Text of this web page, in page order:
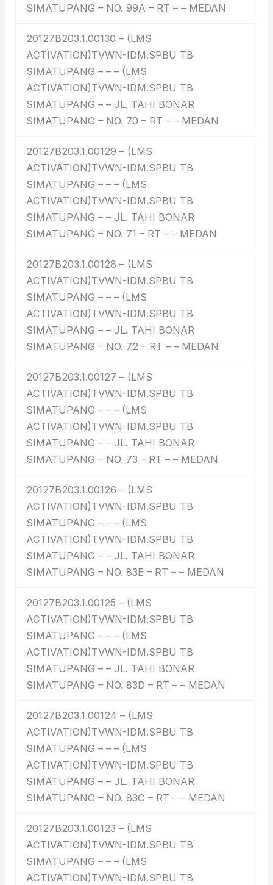
SIMATUPANG – NO. 99A – RT – – MEDAN
20127B203.1.00130 – (LMS
ACTIVATION)TVWN-IDM.SPBU TB
SIMATUPANG – – – (LMS
ACTIVATION)TVWN-IDM.SPBU TB
SIMATUPANG – – JL. TAHI BONAR
SIMATUPANG – NO. 70 – RT – – MEDAN
20127B203.1.00129 – (LMS
ACTIVATION)TVWN-IDM.SPBU TB
SIMATUPANG – – – (LMS
ACTIVATION)TVWN-IDM.SPBU TB
SIMATUPANG – – JL. TAHI BONAR
SIMATUPANG – NO. 71 – RT – – MEDAN
20127B203.1.00128 – (LMS
ACTIVATION)TVWN-IDM.SPBU TB
SIMATUPANG – – – (LMS
ACTIVATION)TVWN-IDM.SPBU TB
SIMATUPANG – – JL. TAHI BONAR
SIMATUPANG – NO. 72 – RT – – MEDAN
20127B203.1.00127 – (LMS
ACTIVATION)TVWN-IDM.SPBU TB
SIMATUPANG – – – (LMS
ACTIVATION)TVWN-IDM.SPBU TB
SIMATUPANG – – JL. TAHI BONAR
SIMATUPANG – NO. 73 – RT – – MEDAN
20127B203.1.00126 – (LMS
ACTIVATION)TVWN-IDM.SPBU TB
SIMATUPANG – – – (LMS
ACTIVATION)TVWN-IDM.SPBU TB
SIMATUPANG – – JL. TAHI BONAR
SIMATUPANG – NO. 83E – RT – – MEDAN
20127B203.1.00125 – (LMS
ACTIVATION)TVWN-IDM.SPBU TB
SIMATUPANG – – – (LMS
ACTIVATION)TVWN-IDM.SPBU TB
SIMATUPANG – – JL. TAHI BONAR
SIMATUPANG – NO. 83D – RT – – MEDAN
20127B203.1.00124 – (LMS
ACTIVATION)TVWN-IDM.SPBU TB
SIMATUPANG – – – (LMS
ACTIVATION)TVWN-IDM.SPBU TB
SIMATUPANG – – JL. TAHI BONAR
SIMATUPANG – NO. 83C – RT – – MEDAN
20127B203.1.00123 – (LMS
ACTIVATION)TVWN-IDM.SPBU TB
SIMATUPANG – – – (LMS
ACTIVATION)TVWN-IDM.SPBU TB